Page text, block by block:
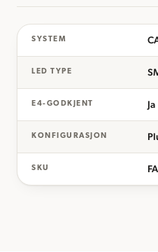
SYSTEM
LED TYPE
E4-GODKJENT Ja
KONFIGURASJON
SKU